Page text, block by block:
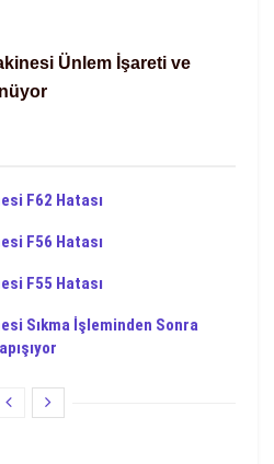
Ünlem İşareti ve
F62 Hatası
F56 Hatası
F55 Hatası
Sıkma İşleminden Sonra